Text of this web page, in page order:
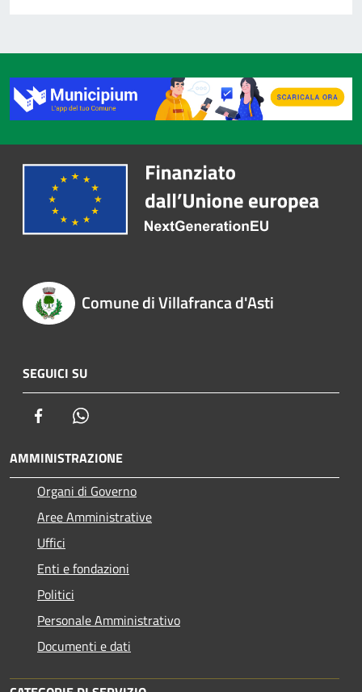
Comune di Villafranca d'Asti
SEGUICI SU
Facebook
AMMINISTRAZIONE
Organi di Governo
Aree Amministrative
Uffici
Enti e fondazioni
Politici
Personale Amministrativo
Documenti e dati